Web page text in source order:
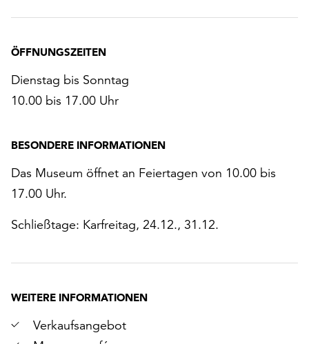
ÖFFNUNGSZEITEN
Dienstag bis Sonntag
10.00 bis 17.00 Uhr
BESONDERE INFORMATIONEN
Das Museum öffnet an Feiertagen von 10.00 bis
17.00 Uhr.
Schließtage: Karfreitag, 24.12., 31.12.
WEITERE INFORMATIONEN
Verkaufsangebot